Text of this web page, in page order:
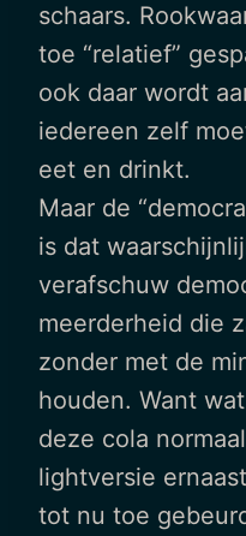
schaars.
toe “relatief”
ook daar wordt
iedereen zelf
eet en drinkt.
Maar de
is dat
verafschuw
meerderheid die
zonder met de
houden. Want
deze cola
lightversie
tot nu toe